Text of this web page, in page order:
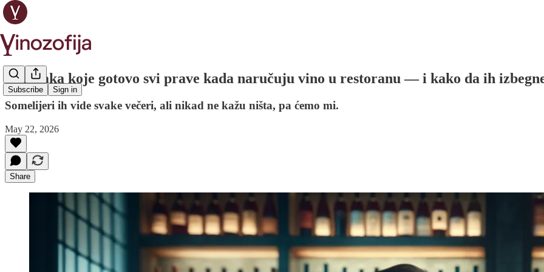
Subscribe Sign in
5 grešaka koje gotovo svi prave kada naručuju vino u restoranu — i kako da ih
Somelijeri ih vide svake večeri, ali nikad ne kažu ništa, pa ćemo mi.
May 22, 2026
Share